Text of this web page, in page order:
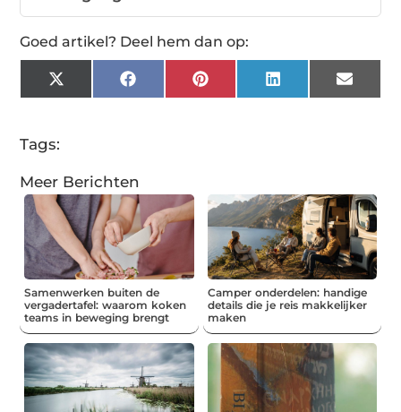
Goed artikel? Deel hem dan op:
X
(Twitter)
FacebookPinterestLinkedInEmail
Tags:
Meer Berichten
Samenwerken buiten de
vergadertafel: waarom koken
teams in beweging brengt
Camper onderdelen: handige
details die je reis makkelijker
maken